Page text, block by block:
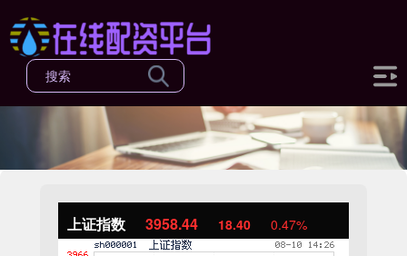
上证指数 3958.37 18.33 0.47%